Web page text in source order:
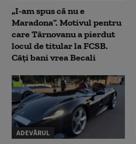
„I-am spus că nu e
Maradona”. Motivul pentru
care Târnovanu a pierdut
locul de titular la FCSB.
Câți bani vrea Becali
ADEVĂRUL